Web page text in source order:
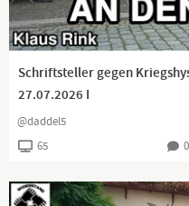
Schriftsteller gegen
27.07.2026 I
@daddel5
65 0